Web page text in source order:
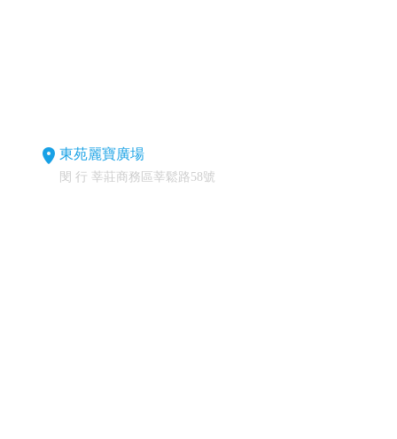
東苑麗寶廣場
閔 行 莘莊商務區莘鬆路58號